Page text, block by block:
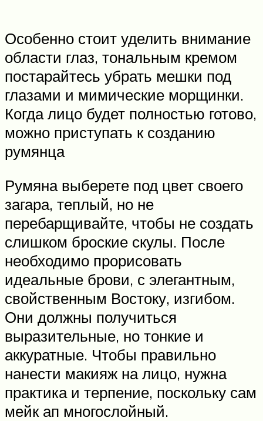
Особенно стоит уделить внимание
области глаз, тональным кремом
постарайтесь убрать мешки под
глазами и мимические морщинки.
Когда лицо будет полностью готово,
можно приступать к созданию
румянца
Румяна выберете под цвет своего
загара, теплый, но не
перебарщивайте, чтобы не создать
слишком броские скулы. После
необходимо прорисовать
идеальные брови, с элегантным,
свойственным Востоку, изгибом.
Они должны получиться
выразительные, но тонкие и
аккуратные. Чтобы правильно
нанести макияж на лицо, нужна
практика и терпение, поскольку сам
мейк ап многослойный.